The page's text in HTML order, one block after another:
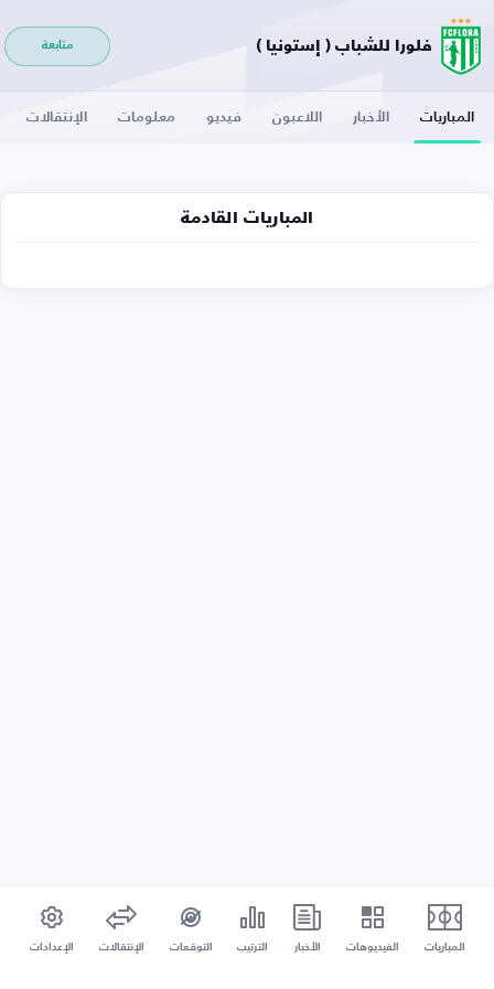
فلورا للشباب ( إستونيا ) متابعة
المباريات الأخبار اللاعبون فيديو معلومات الإنتقالات
المباريات القادمة
المباريات الفيديوهات الأخبار الترتيب التوقعات الإنتقالات الإعدادات